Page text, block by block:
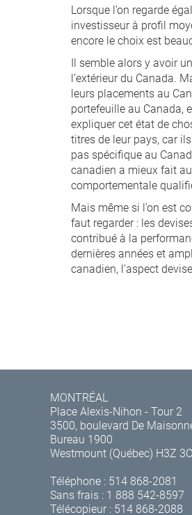
Lorsque l’on regarde
investisseur à profil
encore le choix est
Il semble alors y avoir
l’extérieur du Canada.
leurs placements au
portefeuille au Canada,
expliquer cet état de
titres de leur pays, car
pas spécifique au
canadien a mieux fait
comportementale
Mais même si l’on est
faut regarder : les
contribué à la
dernières années et
canadien, l’aspect
MONTRÉAL
Place Alexis-Nihon - Tour 2
3500, boulevard De
Bureau 1900
Westmount (Québec) H3Z
Téléphone : 514 868-2081
Sans frais : 1 888 542-8597
Télécopieur : 514 868-2088